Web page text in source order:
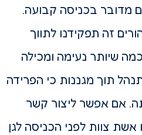
מדובר בכניסה קבועה.
זה תפקידנו לתווך
שיותר נעימה ומכילה
תוך מגננות כי הפרידה
אם אפשר ליצור קשר
אשת צוות לפני הכניסה לגן